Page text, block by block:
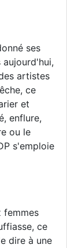
ses
artistes
ce
et
enflure,
ou le
s'emploie
femmes
ce
dire à une